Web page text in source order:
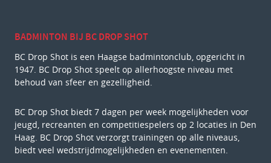
BADMINTON BIJ BC DROP SHOT
BC Drop Shot is een Haagse badmintonclub, opgericht in
1947. BC Drop Shot speelt op allerhoogste niveau met
behoud van sfeer en gezelligheid.
BC Drop Shot biedt 7 dagen per week mogelijkheden voor
jeugd, recreanten en competitiespelers op 2 locaties in Den
Haag. BC Drop Shot verzorgt trainingen op alle niveaus,
biedt veel wedstrijdmogelijkheden en evenementen.